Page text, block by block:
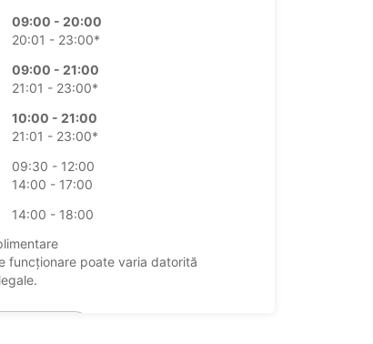
09:00 - 20:00
20:01 - 23:00*
09:00 - 21:00
21:01 - 23:00*
10:00 - 21:00
21:01 - 23:00*
09:30 - 12:00
14:00 - 17:00
14:00 - 18:00
funcționare poate varia datorită